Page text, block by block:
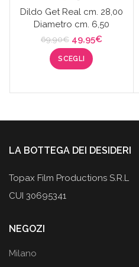
Dildo Get Real cm. 28,00
Diametro cm. 6,50
69,90€ Il
prezzo
originale
era:
49,95€Il
SCEGLI
LA BOTTEGA DEI DESIDERI
Topax Film Productions S.R.L
CUI 30695341
NEGOZI
Milano